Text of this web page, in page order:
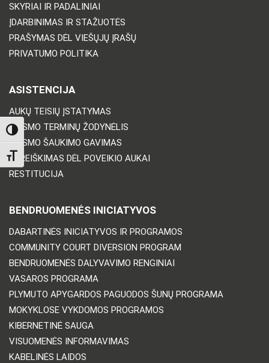
TOGGLE HIGH CONTRAST
TOGGLE FONT SIZE
SKYRIAI IR PADALINIAI
ĮDARBINIMAS IR STAŽUOTĖS
PRAŠYMAS DĖL VIEŠŲJŲ ĮRAŠŲ
PRIVATUMO POLITIKA
ASISTENCIJA
AUKŲ TEISIŲ ĮSTATYMAS
TEISMO TERMINŲ ŽODYNĖLIS
TEISMO ŠAUKIMO GAVIMAS
PAREIŠKIMAS DĖL POVEIKIO AUKAI
RESTITUCIJA
BENDRUOMENĖS INICIATYVOS
DABARTINĖS INICIATYVOS IR PROGRAMOS
COMMUNITY COURT DIVERSION PROGRAM
BENDRUOMENĖS DALYVAVIMO RENGINIAI
VASAROS PROGRAMA
PLYMUTO APYGARDOS PAGUODOS ŠUNŲ PROGRAMA
MOKYKLOSE VYKDOMOS PROGRAMOS
KIBERNETINĖ SAUGA
VISUOMENĖS INFORMAVIMAS
KABELINĖS LAIDOS